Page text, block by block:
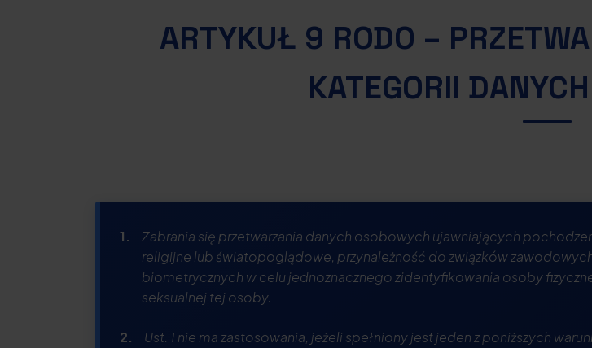
ARTYKUŁ 9 RODO –
KATEGORII
1.
Zabrania się przetwarzania danych osobowych ujawniających
religijne lub światopoglądowe, przynależność do związków
biometrycznych w celu jednoznacznego zidentyfikowania osoby
seksualnej tej osoby.
2.
Ust. 1 nie ma zastosowania, jeżeli spełniony jest jeden z poniższych